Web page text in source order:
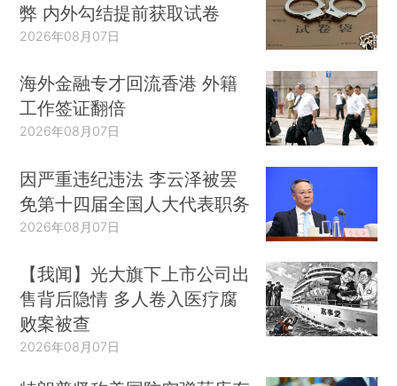
弊 内外勾结提前获取试卷
2026年08月07日
海外金融专才回流香港 外籍
工作签证翻倍
2026年08月07日
因严重违纪违法 李云泽被罢
免第十四届全国人大代表职务
2026年08月07日
【我闻】光大旗下上市公司出
售背后隐情 多人卷入医疗腐
败案被查
2026年08月07日